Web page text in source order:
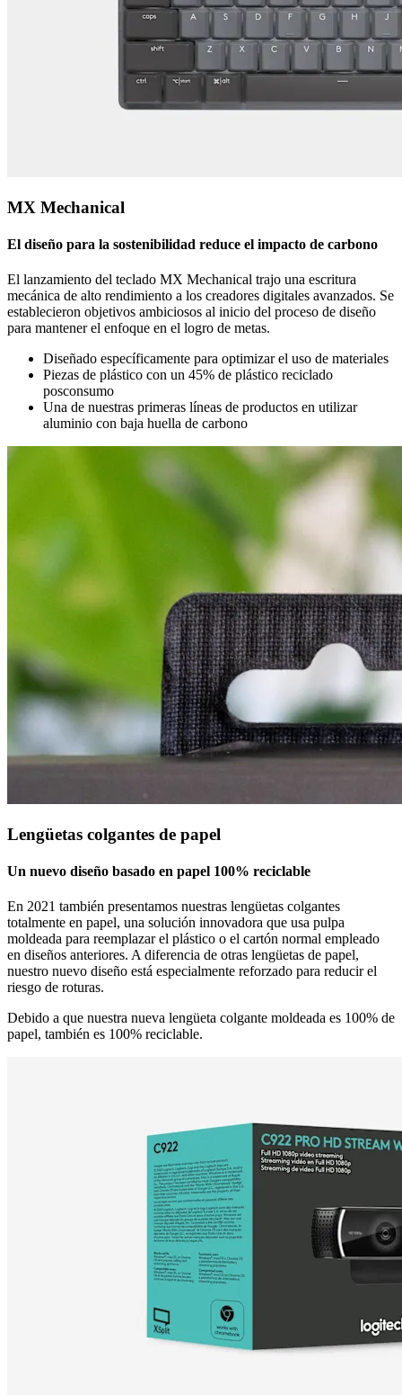
MX Mechanical
El diseño para la sostenibilidad reduce el impacto de carbono
El lanzamiento del teclado MX Mechanical trajo una escritura
mecánica de alto rendimiento a los creadores digitales avanzados. Se
establecieron objetivos ambiciosos al inicio del proceso de diseño
para mantener el enfoque en el logro de metas.
Diseñado específicamente para optimizar el uso de materiales
Piezas de plástico con un 45% de plástico reciclado
posconsumo
Una de nuestras primeras líneas de productos en utilizar
aluminio con baja huella de carbono
Lengüetas colgantes de papel
Un nuevo diseño basado en papel 100% reciclable
En 2021 también presentamos nuestras lengüetas colgantes
totalmente en papel, una solución innovadora que usa pulpa
moldeada para reemplazar el plástico o el cartón normal empleado
en diseños anteriores. A diferencia de otras lengüetas de papel,
nuestro nuevo diseño está especialmente reforzado para reducir el
riesgo de roturas.
Debido a que nuestra nueva lengüeta colgante moldeada es 100% de
papel, también es 100% reciclable.